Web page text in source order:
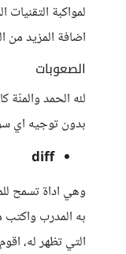
لمواكبة
اضافة المزيد من
الصعوبات
لله الحمد
بدون توجيه اي
diff
وهي اداة تسمح
به المدرب
التي تظهر له،